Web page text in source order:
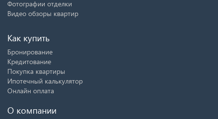
Фотографии отделки
Видео обзоры квартир
Как купить
Бронирование
Кредитование
Покупка квартиры
Ипотечный калькулятор
Онлайн оплата
О компании